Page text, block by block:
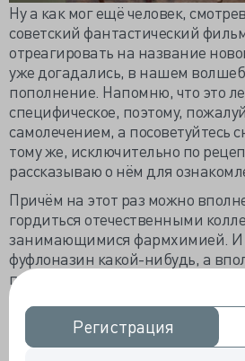
Регистрация
Регистрация
Ну а как мог ещё человек,
советский фантастический
отреагировать на название
уже догадались, в нашем
пополнение. Напомню, что это
специфическое, поэтому,
самолечением, а посоветуйтесь
тому же, исключительно по
рассказываю о нём для
Причём на этот раз можно
гордиться отечественными
занимающимися фармхимией. И
фуфлоназин какой-нибудь, а
препарат.
Разработали его в «ХимРар»,
целенаправленно искали
лечения тревожных состояний.